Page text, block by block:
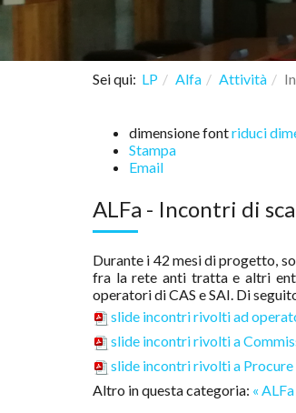
Sei qui: LP Alfa Attività
dimensione fontriduci
Stampa
Email
ALFa - Incontri di
Durante i 42 mesi di progetto,
fra la rete anti tratta e altri
operatori di CAS e SAI. Di
slide incontri rivolti ad
slide incontri rivolti a
slide incontri rivolti a
Altro in questa categoria: «